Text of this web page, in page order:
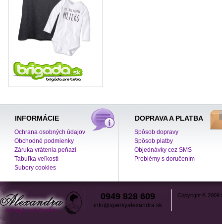
INFORMÁCIE
Ochrana osobných údajov
Obchodné podmienky
Záruka vrátenia peňazí
Tabuľka veľkostí
Subory cookies
DOPRAVA A PLATBA
Spôsob dopravy
Spôsob platby
Objednávky cez SMS
Problémy s doručením
0949 828 609
info@sperkyalexandra.sk
Copyright © 2009